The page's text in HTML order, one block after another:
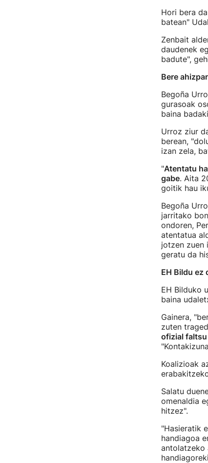
Hori bera
batean"
Zenbait
daudenek
badute",
Bere
Begoña
gurasoak
baina
Urroz ziur
berean,
izan zela,
"Atentatu
gabe. Aita
goitik hau
Begoña
jarritako
ondoren,
atentatua
jotzen zuen
geratu da
EH Bildu ez
EH Bilduko
baina
Gainera,
zuten
ofizial
Koalizioak
Salatu
omenaldia
hitzez".
"Hasieratik
handiagoa
antolatzeko